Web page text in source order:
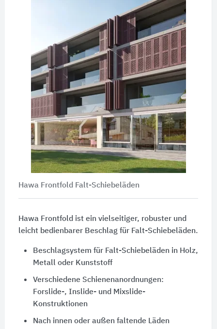
Hawa Frontfold Falt-Schiebeläden
Hawa Frontfold ist ein vielseitiger, robuster und
leicht bedienbarer Beschlag für Falt-Schiebeläden.
Beschlagsystem für Falt-Schiebeläden in Holz,
Metall oder Kunststoff
Verschiedene Schienenanordnungen:
Forslide-, Inslide- und Mixslide-
Konstruktionen
Nach innen oder außen faltende Läden